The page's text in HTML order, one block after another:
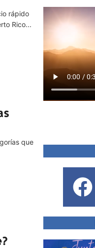
rápido
Rico...
que